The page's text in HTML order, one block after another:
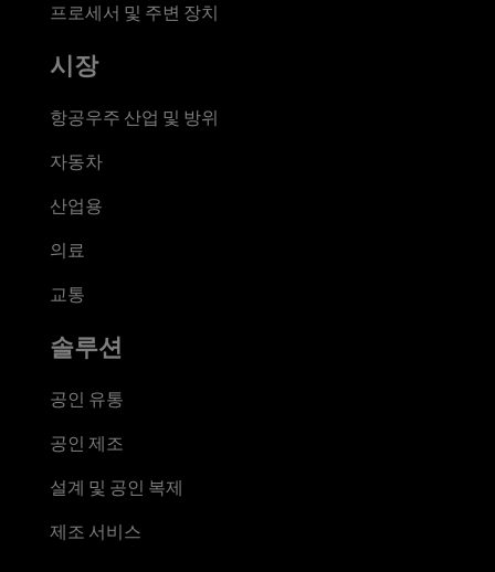
프로세서 및 주변 장치
시장
항공우주 산업 및 방위
자동차
산업용
의료
교통
솔루션
공인 유통
공인 제조
설계 및 공인 복제
제조 서비스